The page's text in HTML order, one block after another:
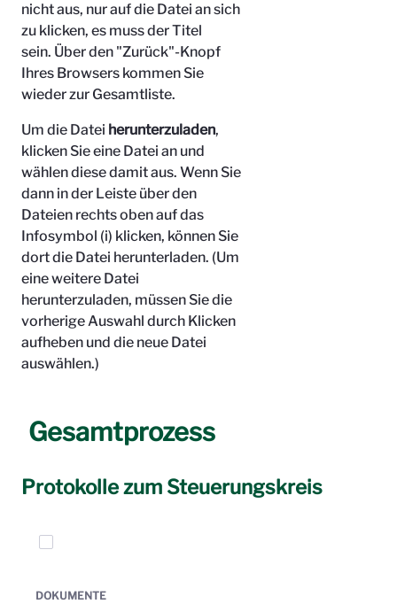
nicht aus, nur auf die Datei an sich
zu klicken, es muss der Titel
sein. Über den "Zurück"-Knopf
Ihres Browsers kommen Sie
wieder zur Gesamtliste.
Um die Datei herunterzuladen,
klicken Sie eine Datei an und
wählen diese damit aus. Wenn Sie
dann in der Leiste über den
Dateien rechts oben auf das
Infosymbol (i) klicken, können Sie
dort die Datei herunterladen. (Um
eine weitere Datei
herunterzuladen, müssen Sie die
vorherige Auswahl durch Klicken
aufheben und die neue Datei
auswählen.)
Gesamtprozess
Protokolle zum Steuerungskreis
Elemente auswählen
DOKUMENTE